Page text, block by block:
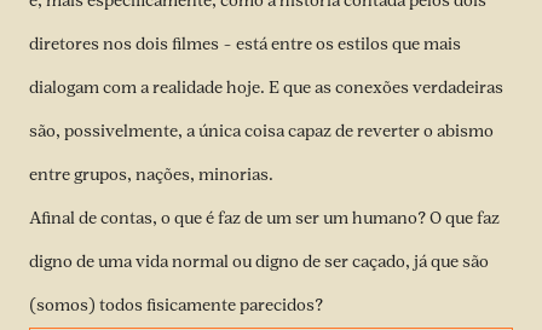
diretores nos dois filmes – está entre os estilos que mais
dialogam com a realidade hoje. E que as conexões verdadeiras
são, possivelmente, a única coisa capaz de reverter o abismo
entre grupos, nações, minorias.
Afinal de contas, o que é faz de um ser um humano? O que faz
digno de uma vida normal ou digno de ser caçado, já que são
(somos) todos fisicamente parecidos?